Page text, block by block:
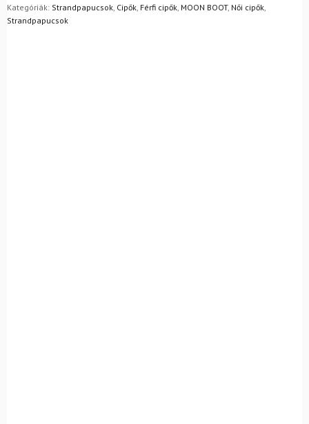
Mik a visszaküldés feltételei?
Kategóriák: Strandpapucsok Cipők Férfi cipők MOON BOOT, Női cipők
Strandpapucsok